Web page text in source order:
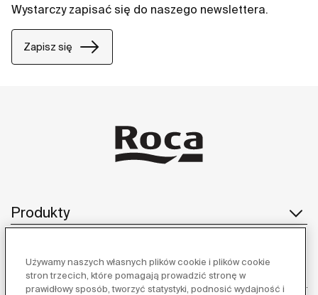
Wystarczy zapisać się do naszego newslettera.
Zapisz się
Produkty
Obsługa klienta
Używamy naszych własnych plików cookie i plików cookie
stron trzecich, które pomagają prowadzić stronę w
prawidłowy sposób, tworzyć statystyki, podnosić wydajność i